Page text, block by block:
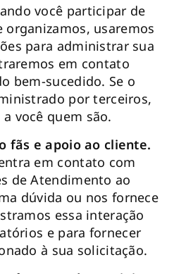
você participar de
organizamos, usaremos
para administrar sua
em contato
bem-sucedido. Se o
por terceiros,
você quem são.
fãs e apoio ao cliente.
em contato com
de Atendimento ao
dúvida ou nos fornece
essa interação
e para fornecer
à sua solicitação.